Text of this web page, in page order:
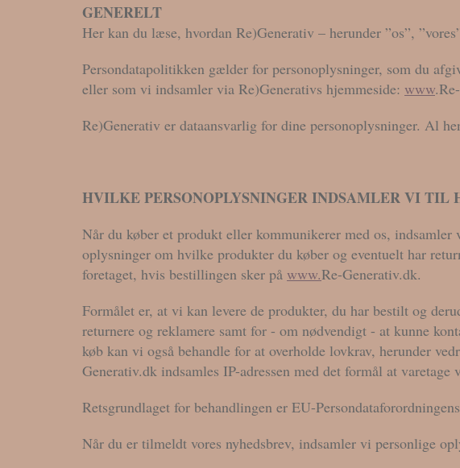
GENERELT
Her kan du læse, hvordan Re)Generativ – herunder ”os”,
Persondatapolitikken gælder for personoplysninger, som du
eller som vi indsamler via Re)Generativs hjemmeside: www
Re)Generativ er dataansvarlig for dine personoplysninger. Al
HVILKE PERSONOPLYSNINGER INDSAMLER VI
Når du køber et produkt eller kommunikerer med os,
oplysninger om hvilke produkter du køber og eventuelt har
foretaget, hvis bestillingen sker på www.Re-Generativ.dk.
Formålet er, at vi kan levere de produkter, du har bestilt og
returnere og reklamere samt for - om nødvendigt - at kunne
køb kan vi også behandle for at overholde lovkrav, herunder
Generativ.dk indsamles IP-adressen med det formål at
Retsgrundlaget for behandlingen er EU-
Når du er tilmeldt vores nyhedsbrev, indsamler vi personlige